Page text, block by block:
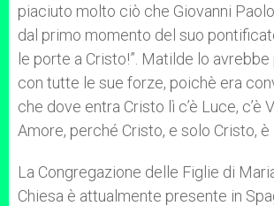
piaciuto molto ciò che Giovanni
dal primo momento del suo
le porte a Cristo!”. Matilde lo
con tutte le sue forze, poichè era
che dove entra Cristo lì c’è Luce, c’è
Amore, perché Cristo, e solo Cristo, è
La Congregazione delle Figlie di
Chiesa è attualmente presente in